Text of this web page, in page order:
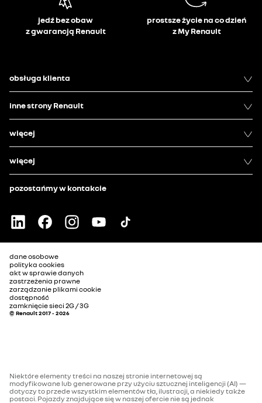
jedź bez obaw
z gwarancją Renault
prostsze życie na co dzień
z My Renault
obsługa klienta
inne strony Renault
więcej
więcej
pozostańmy w kontakcie
dane osobowe
polityka cookies
akt w sprawie danych
zastrzeżenia prawne
zarządzanie plikami cookie
dostępność
zamknięcie sieci 2G / 3G
© Renault 2017 - 2026
Niektóre elementy treści na naszej stronie internetowej są
modyfikowane lub generowane przy użyciu sztucznej inteligencji (AI) —
dotyczy to przede wszystkim elementów tła, ilustracji, a niekiedy także
postaci. Pojazdy znajdujące się w naszej ofercie nie są jednak